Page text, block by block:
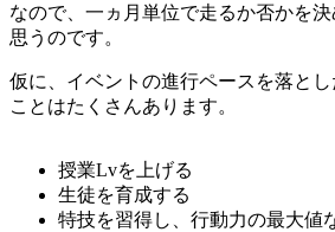
なので、一ヵ月単位で走るか否かを
思うのです。
仮に、イベントの進行ペースを落と
ことはたくさんあります。
授業Lvを上げる
生徒を育成する
特技を習得し、行動力の最大値